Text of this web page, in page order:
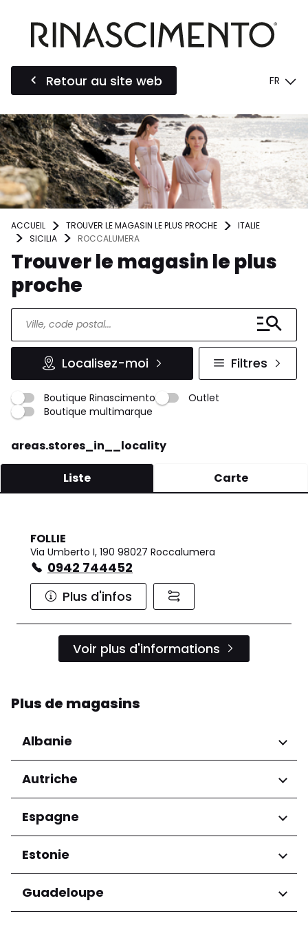
Retour au site web FR
ACCUEIL TROUVER LE MAGASIN LE PLUS PROCHE
ITALIE
SICILIA
ROCCALUMERA
Trouver le magasin le plus
proche
Localisez-moi Filtres
Boutique Rinascimento
Outlet
Boutique multimarque
areas.stores_in__locality
Liste Carte
FOLLIE
Via Umberto I, 190 98027 Roccalumera
0942 744452
Plus d'infos
Voir plus d'informations
Plus de magasins
Albanie
Régions
Préfecture de Tirana
Autriche
Régions
Niederösterreich
Salzburg
Wien
Espagne
Régions
Andalucía
Estonie
Régions
Harju maakond
Guadeloupe